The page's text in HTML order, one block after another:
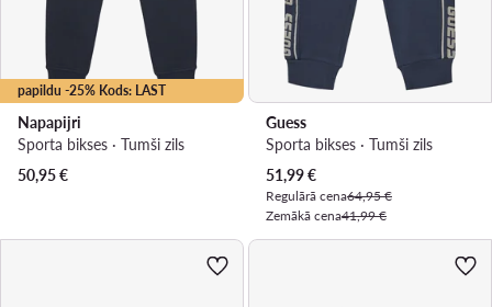
papildu -25% Kods: LAST
Napapijri
Sporta bikses · Tumši zils
50,95€
Guess
Sporta bikses · Tumši zils
Pašreizējā cena
51,99€
Regulārā cena64,95 €
Zemākā cena41,99 €